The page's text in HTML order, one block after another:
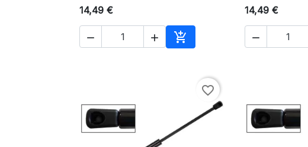
14,49 €
  
Adicionar ao carrinho
14,49 €

favorite_border